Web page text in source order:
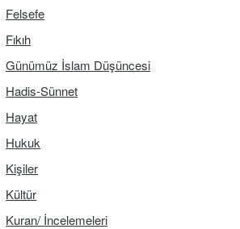
Felsefe
Fıkıh
Günümüz İslam Düşüncesi
Hadis-Sünnet
Hayat
Hukuk
Kişiler
Kültür
Kuran/ İncelemeleri